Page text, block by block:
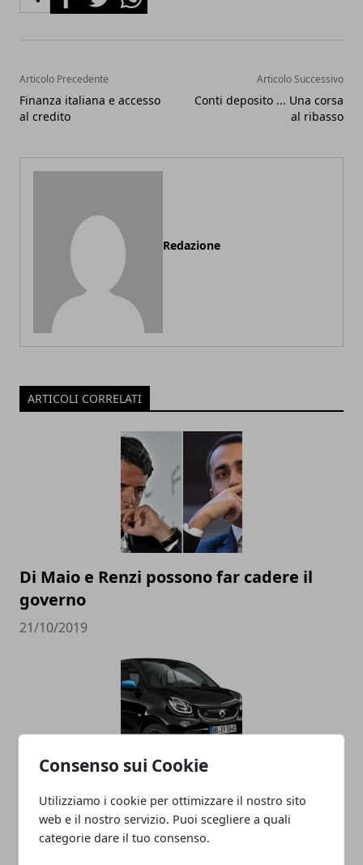
Consenso sui Cookie
Utilizziamo i cookie per ottimizzare il nostro sito
web e il nostro servizio. Puoi scegliere a quali
categorie dare il tuo consenso.
Articolo Precedente
Finanza italiana e accesso
al credito
Articolo Successivo
Conti deposito ... Una corsa
al ribasso
Redazione
ARTICOLI CORRELATI
Di Maio e Renzi possono far cadere il
governo
21/10/2019
La Smart diventa cinese, addio alla
Germania